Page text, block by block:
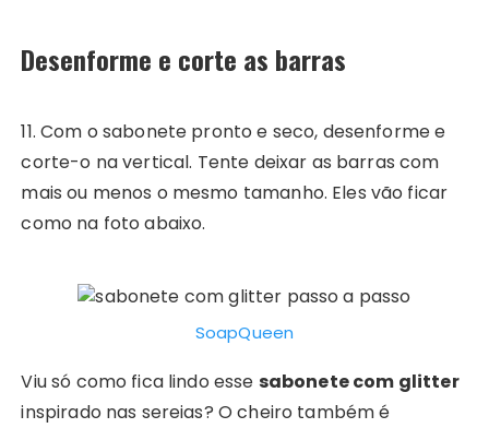
Desenforme e corte as barras
11. Com o sabonete pronto e seco, desenforme e
corte-o na vertical. Tente deixar as barras com
mais ou menos o mesmo tamanho. Eles vão ficar
como na foto abaixo.
SoapQueen
Viu só como fica lindo esse sabonete com glitter
inspirado nas sereias? O cheiro também é